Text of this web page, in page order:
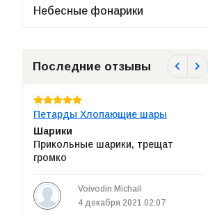
Небесные фонарики
Последние отзывы
Петарды Хлопающие шары
Шарики
Прикольные шарики, трещат
громко
Voivodin Michail
4 декабря 2021 02:07